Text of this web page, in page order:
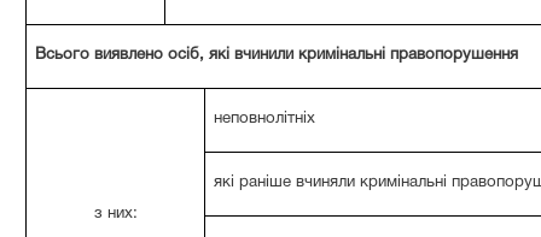
Всього виявлено осіб, які вчинили кримінальні правопорушення
з них:
неповнолітніх
які раніше вчиняли кримінальні